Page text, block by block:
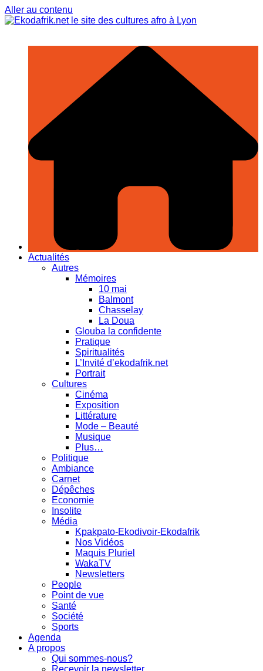
Aller au contenu
Actualités
Autres
Mémoires
10 mai
Balmont
Chasselay
La Doua
Glouba la confidente
Pratique
Spiritualités
L’Invité d’ekodafrik.net
Portrait
Cultures
Cinéma
Exposition
Littérature
Mode – Beauté
Musique
Plus…
Politique
Ambiance
Carnet
Dépêches
Economie
Insolite
Média
Kpakpato-Ekodivoir-Ekodafrik
Nos Vidéos
Maquis Pluriel
WakaTV
Newsletters
People
Point de vue
Santé
Société
Sports
Agenda
A propos
Qui sommes-nous?